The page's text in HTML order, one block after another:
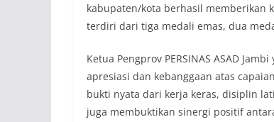
kabupaten/kota berhasil memberikan
terdiri dari tiga medali emas, dua
Ketua Pengprov PERSINAS ASAD
apresiasi dan kebanggaan atas
bukti nyata dari kerja keras, disiplin
juga membuktikan sinergi positif